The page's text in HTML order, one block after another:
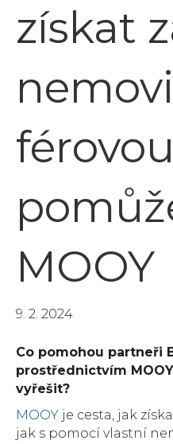
získat
MOOY
9. 2. 2024
Co pomohou partneři
prostřednictvím
vyřešit?
MOOY je cesta, jak
jak s pomocí vlastní